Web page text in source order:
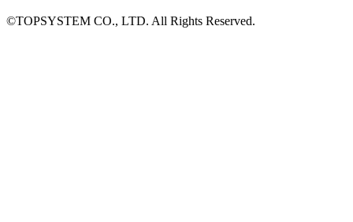
©TOPSYSTEM CO., LTD. All Rights Reserved.